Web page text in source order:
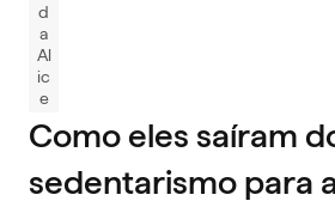
d
a
Al
ic
e
Como eles saíram
sedentarismo para